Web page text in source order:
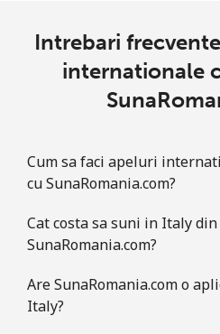
Intrebari
internationale
Cum sa faci apeluri
cu SunaRomania.com?
Cat costa sa suni in Italy din
SunaRomania.com?
Are SunaRomania.com o
Italy?